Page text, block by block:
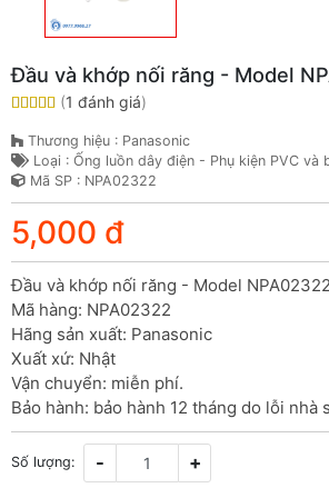
Đầu và khớp nối răng - Model
(1 đánh giá)
Thương hiệu : Panasonic
Loại : Ống luồn dây điện - Phụ kiện PVC và
Mã SP : NPA02322
5,000 đ
Đầu và khớp nối răng - Model NPA02322
Mã hàng: NPA02322
Hãng sản xuất: Panasonic
Xuất xứ: Nhật
Vận chuyển: miễn phí.
Bảo hành: bảo hành 12 tháng do lỗi nhà
Số lượng: - +